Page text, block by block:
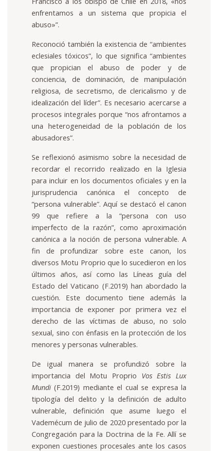
enfrentamos a un sistema que propicia el
abuso»”.
Reconoció también la existencia de “ambientes
eclesiales tóxicos”, lo que significa “ambientes
que propician el abuso de poder y de
conciencia, de dominación, de manipulación
religiosa, de secretismo, de clericalismo y de
idealización del líder”. Es necesario acercarse a
procesos integrales porque “nos afrontamos a
una heterogeneidad de la población de los
abusadores”.
Se reflexionó asimismo sobre la necesidad de
recordar el recorrido realizado en la Iglesia
para incluir en los documentos oficiales y en la
jurisprudencia canónica el concepto de
“persona vulnerable”. Aquí se destacó el canon
99 que refiere a la “persona con uso
imperfecto de la razón”, como aproximación
canónica a la noción de persona vulnerable. A
fin de profundizar sobre este canon, los
diversos Motu Proprio que lo sucedieron en los
últimos años, así como las Líneas guía del
Estado del Vaticano (F.2019) han abordado la
cuestión. Este documento tiene además la
importancia de exponer por primera vez el
derecho de las víctimas de abuso, no solo
sexual, sino con énfasis en la protección de los
menores y personas vulnerables.
De igual manera se profundizó sobre la
importancia del Motu Proprio Vos Estis Lux
Mundi (F.2019) mediante el cual se expresa la
tipología del delito y la definición de adulto
vulnerable, definición que asume luego el
Vademécum de julio de 2020 presentado por la
Congregación para la Doctrina de la Fe. Allí se
exponen cuestiones procesales ante los casos